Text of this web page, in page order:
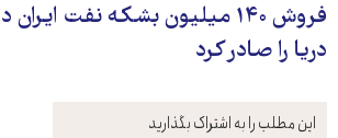
این مطلب را به اشتراک بگذارید
فروش ۱۴۰ میلیون بشکه نفت ایران
دریا را صادر کرد